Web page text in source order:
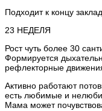
Подходит к концу
23 НЕДЕЛЯ
Рост чуть более 30
Формируется
рефлекторные
Активно работают
есть любимые и
Мама может